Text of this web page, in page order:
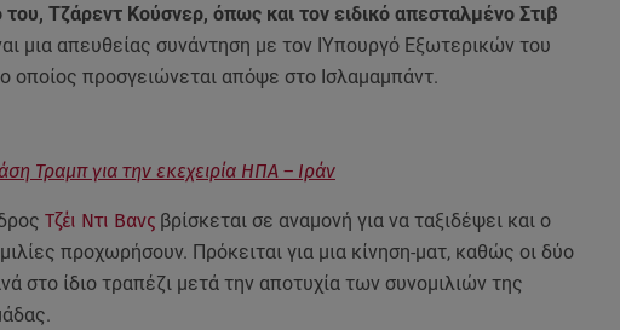
Τζάρεντ Κούσνερ, όπως και τον ειδικό απεσταλμένο Στιβ
μια απευθείας συνάντηση με τον ΙΥπουργό Εξωτερικών του
οποίος προσγειώνεται απόψε στο Ισλαμαμπάντ.
Τραμπ για την εκεχειρία ΗΠΑ – Ιράν
Τζέι Ντι Βανςβρίσκεται σε αναμονή για να ταξιδέψει και ο
προχωρήσουν. Πρόκειται για μια κίνηση-ματ, καθώς οι δύο
στο ίδιο τραπέζι μετά την αποτυχία των συνομιλιών της